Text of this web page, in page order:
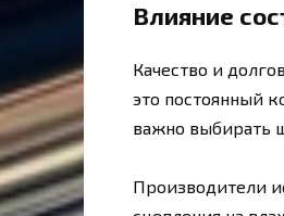
Влияние
Качество и
это постоянный
важно выбирать
Производители